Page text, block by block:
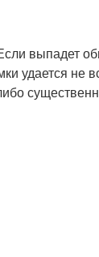
выпадет
удается не